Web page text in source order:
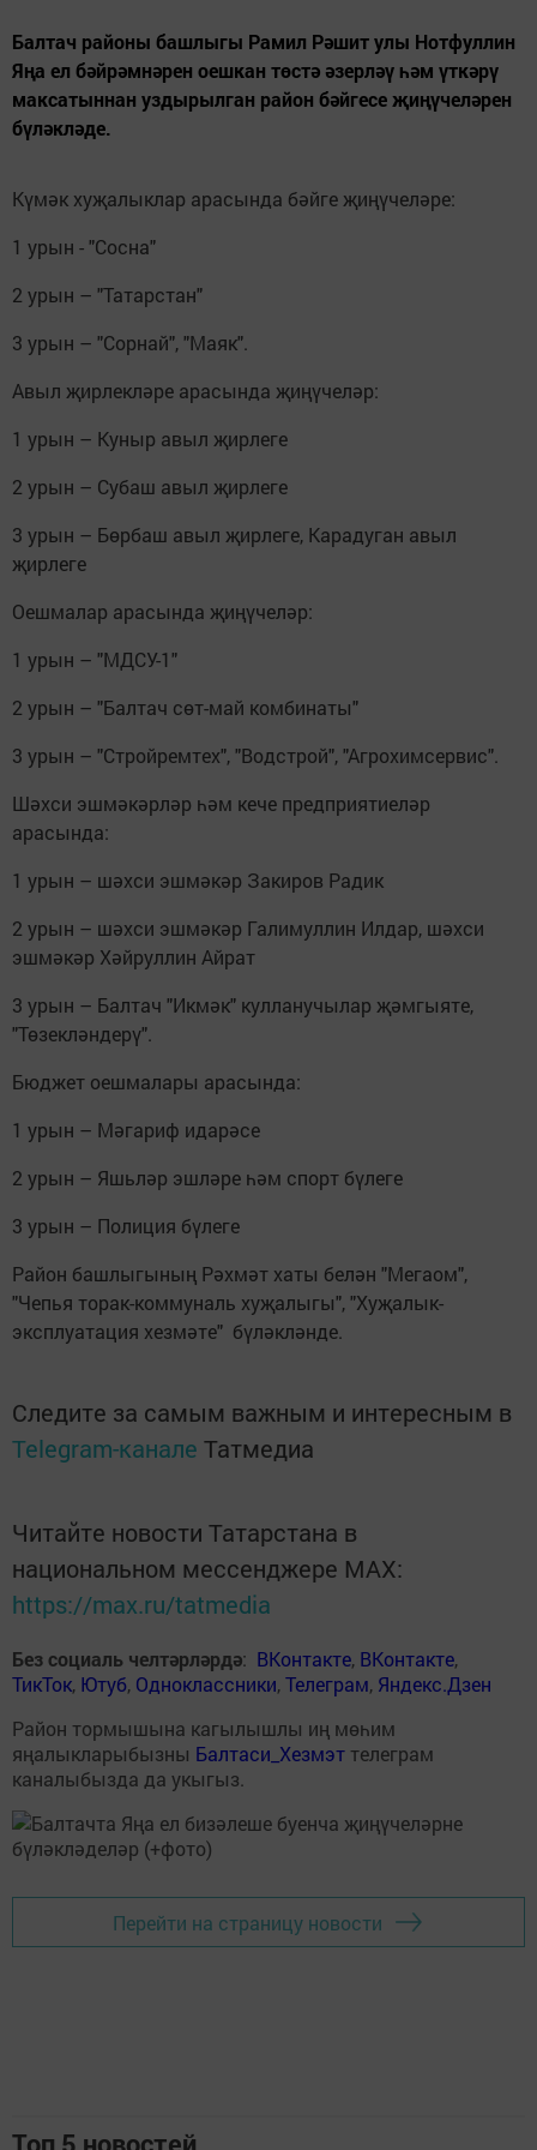
Балтач районы башлыгы Рамил Рәшит улы Нотфуллин
Яңа ел бәйрәмнәрен оешкан төстә әзерләү һәм үткәрү
максатыннан уздырылган район бәйгесе җиңүчеләрен
бүләкләде.
Күмәк хуҗалыклар арасында бәйге җиңүчеләре:
1 урын - "Сосна"
2 урын – "Татарстан"
3 урын – "Сорнай", "Маяк".
Авыл җирлекләре арасында җиңүчеләр:
1 урын – Куныр авыл җирлеге
2 урын – Субаш авыл җирлеге
3 урын – Бөрбаш авыл җирлеге, Карадуган авыл
җирлеге
Оешмалар арасында җиңүчеләр:
1 урын – "МДСУ-1"
2 урын – "Балтач сөт-май комбинаты"
3 урын – "Стройремтех", "Водстрой", "Агрохимсервис".
Шәхси эшмәкәрләр һәм кече предприятиеләр
арасында:
1 урын – шәхси эшмәкәр Закиров Радик
2 урын – шәхси эшмәкәр Галимуллин Илдар, шәхси
эшмәкәр Хәйруллин Айрат
3 урын – Балтач "Икмәк" кулланучылар җәмгыяте,
"Төзекләндерү".
Бюджет оешмалары арасында:
1 урын – Мәгариф идарәсе
2 урын – Яшьләр эшләре һәм спорт бүлеге
3 урын – Полиция бүлеге
Район башлыгының Рәхмәт хаты белән "Мегаом",
"Чепья торак-коммуналь хуҗалыгы", "Хуҗалык-
эксплуатация хезмәте" бүләкләнде.
Следите за самым важным и интересным в
Telegram-канале Татмедиа
Читайте новости Татарстана в
национальном мессенджере MАХ:
https://max.ru/tatmedia
Без социаль челтәрләрдә: ВКонтакте, ВКонтакте,
ТикТок, Ютуб, Одноклассники,Телеграм, Яндекс.Дзен
Район тормышына кагылышлы иң мөһим
яңалыкларыбызны Балтаси_Хезмэт телеграм
каналыбызда да укыгыз.
Перейти на страницу новости